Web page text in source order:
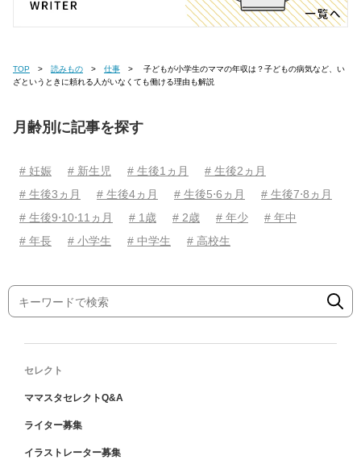
TOP 読みもの 仕事
ざというときに頼れる人がいなくても働ける理由も解説
月齢別に記事を探す
# 妊娠 # 新生児 # 生後1ヵ月
# 生後2ヵ月
# 生後3ヵ月
# 生後4ヵ月 # 生後5⋅6ヵ月
# 生後7⋅8ヵ月
# 生後9⋅10⋅11ヵ月
# 1歳 # 2歳 # 年少
# 年中
# 年長
# 小学生 # 中学生 # 高校生
セレクト
ママスタセレクトQ&A
ライター募集
イラストレーター募集